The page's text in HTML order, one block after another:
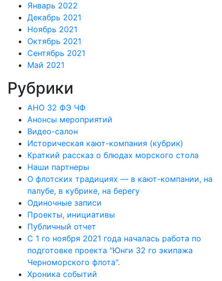
Январь 2022
Декабрь 2021
Ноябрь 2021
Октябрь 2021
Сентябрь 2021
Май 2021
Рубрики
АНО 32 ФЭ ЧФ
Анонсы мероприятий
Видео-салон
Историческая кают-компания (кубрик)
Краткий рассказ о блюдах морского стола
Наши партнеры
О флотских традициях — в кают-компании, на
палубе, в кубрике, на берегу
Одиночные записи
Проекты, инициативы
Публичный отчет
С 1 го ноября 2021 года началась работа по
подготовке проекта "Юнги 32 го экипажа
Черноморского флота".
Хроника событий